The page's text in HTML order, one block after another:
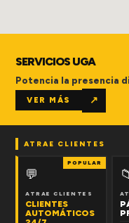
SERVICIOS UGA
Potencia la presencia
VER MÁS ↗
ATRAE CLIENTES
POPULAR
💬
ATRAE CLIENTES
CLIENTES
AUTOMÁTICOS
📁